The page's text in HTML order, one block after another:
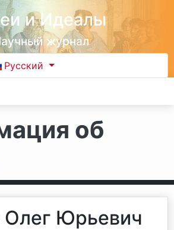
и Идеалы
журнал
Русский
об
Юрьевич